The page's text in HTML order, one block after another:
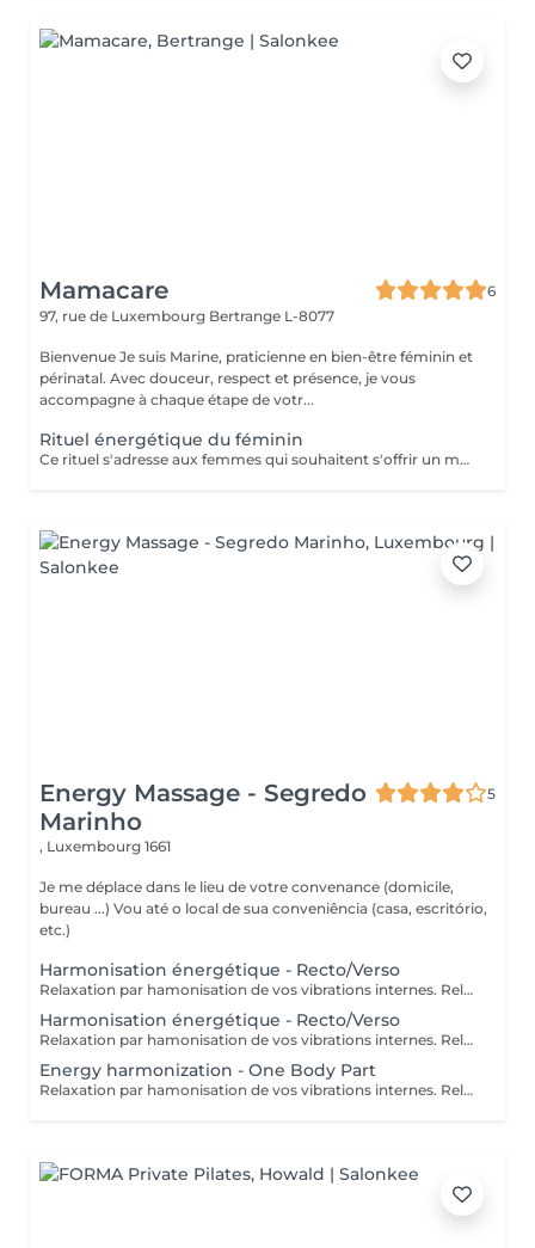
Mamacare
6
97, rue de Luxembourg Bertrange L-8077
Bienvenue Je suis Marine, praticienne en bien-être féminin et
périnatal. Avec douceur, respect et présence, je vous
accompagne à chaque étape de votr...
Rituel énergétique du féminin
Ce rituel s'adresse aux femmes qui souhaitent s'offrir un moment de reconnexion à elles-mêmes. Il permet d'équilibrer l'énergie féminine, de libérer les blocages émotionnels et énergétiques, et de renforcer la connexion à son intuition et à sa créativité. Bienfaits : un profond sentiment d'apaisement, une meilleure circulation de l'énergie dans le corps, et un regain de vitalité et de clarté mentale. Ce rituel est composé d'un temps d'échange, avec remise d'une huile sur-mesure, d'une méditation, et d'un soin énergétique. Séance unique ou dans le cadre d'un accompagnement (à prix réduit). Pour en savoir plus, rendez-vous sur mon site: www.mamacare-lu.com/mes-accompagnements
Energy Massage - Segredo
Marinho
5
, Luxembourg 1661
Je me déplace dans le lieu de votre convenance (domicile,
bureau ...) Vou até o local de sua conveniência (casa, escritório,
etc.)
Harmonisation énergétique - Recto/Verso
Relaxation par hamonisation de vos vibrations internes. Relaxamento pela harmonização de suas vibrações internas.
Harmonisation énergétique - Recto/Verso
Relaxation par hamonisation de vos vibrations internes. Relaxamento pela harmonização de suas vibrações internas.
Energy harmonization - One Body Part
Relaxation par hamonisation de vos vibrations internes. Relaxamento pela harmonização de suas vibrações internas.